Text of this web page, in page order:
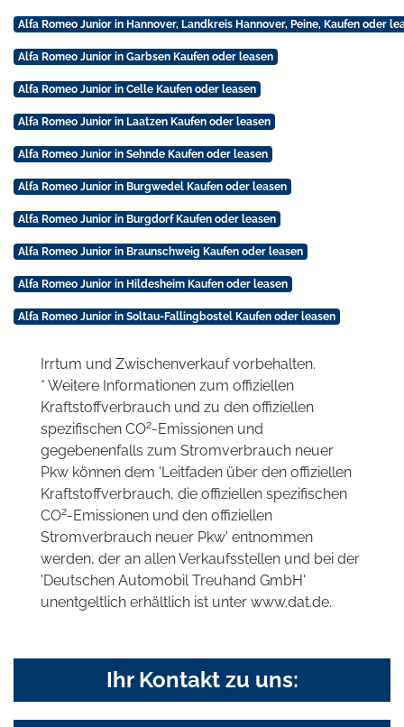
Alfa Romeo Junior in Hannover, Landkreis Hannover, Peine, Kaufen oder
Alfa Romeo Junior in Garbsen Kaufen oder leasen
Alfa Romeo Junior in Celle Kaufen oder leasen
Alfa Romeo Junior in Laatzen Kaufen oder leasen
Alfa Romeo Junior in Sehnde Kaufen oder leasen
Alfa Romeo Junior in Burgwedel Kaufen oder leasen
Alfa Romeo Junior in Burgdorf Kaufen oder leasen
Alfa Romeo Junior in Braunschweig Kaufen oder leasen
Alfa Romeo Junior in Hildesheim Kaufen oder leasen
Alfa Romeo Junior in Soltau-Fallingbostel Kaufen oder leasen
Irrtum und Zwischenverkauf vorbehalten.
* Weitere Informationen zum offiziellen
Kraftstoffverbrauch und zu den offiziellen
spezifischen CO2-Emissionen und
gegebenenfalls zum Stromverbrauch neuer
Pkw können dem 'Leitfaden über den offiziellen
Kraftstoffverbrauch, die offiziellen spezifischen
CO2-Emissionen und den offiziellen
Stromverbrauch neuer Pkw' entnommen
werden, der an allen Verkaufsstellen und bei der
'Deutschen Automobil Treuhand GmbH'
unentgeltlich erhältlich ist unter www.dat.de.
Ihr Kontakt zu uns: